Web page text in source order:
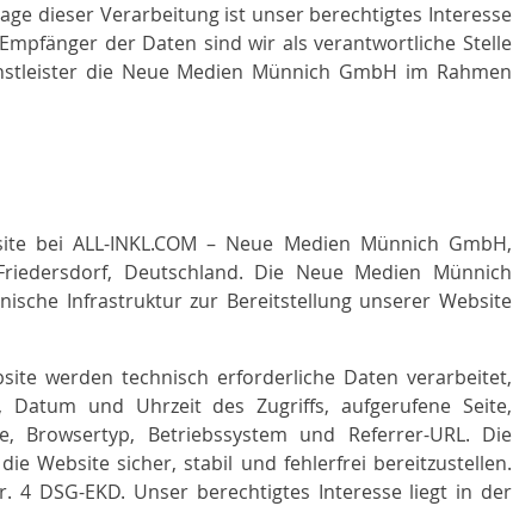
dieser Verarbeitung ist unser berechtigtes Interesse
Empfänger der Daten sind wir als verantwortliche Stelle
die Neue Medien Münnich GmbH im Rahmen
bei ALL-INKL.COM – Neue Medien Münnich GmbH,
Deutschland. Die Neue Medien Münnich
Infrastruktur zur Bereitstellung unserer Website
werden technisch erforderliche Daten verarbeitet,
Datum und Uhrzeit des Zugriffs, aufgerufene Seite,
Browsertyp, Betriebssystem und Referrer-URL. Die
Website sicher, stabil und fehlerfrei bereitzustellen.
4 DSG-EKD. Unser berechtigtes Interesse liegt in der